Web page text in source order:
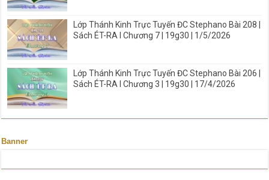
Lớp Thánh Kinh Trực Tuyến ĐC Stephano Bài 208 |
Sách ÉT-RA I Chương 7 | 19g30 | 1/5/2026
Lớp Thánh Kinh Trực Tuyến ĐC Stephano Bài 206 |
Sách ÉT-RA I Chương 3 | 19g30 | 17/4/2026
Banner